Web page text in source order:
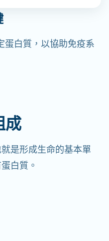
蛋白質，以協助免疫系
成
是形成生命的基本單
白質。